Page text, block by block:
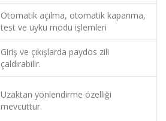
Otomatik açılma, otomatik kapanma,
test ve uyku modu işlemleri
Giriş ve çıkışlarda paydos zili
çaldırabilir.
Uzaktan yönlendirme özelliği
mevcuttur.